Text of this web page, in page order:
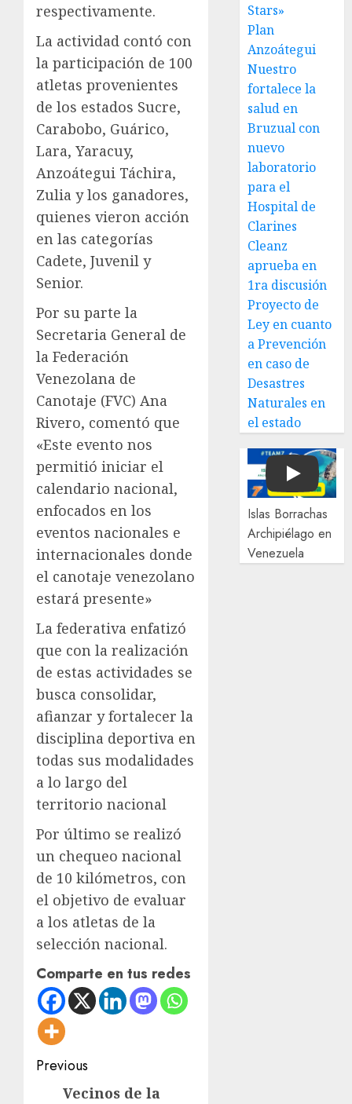
respectivamente.
La actividad contó con
la participación de 100
atletas provenientes
de los estados Sucre,
Carabobo, Guárico,
Lara, Yaracuy,
Anzoátegui Táchira,
Zulia y los ganadores,
quienes vieron acción
en las categorías
Cadete, Juvenil y
Senior.
Por su parte la
Secretaria General de
la Federación
Venezolana de
Canotaje (FVC) Ana
Rivero, comentó que
«Este evento nos
permitió iniciar el
calendario nacional,
enfocados en los
eventos nacionales e
internacionales donde
el canotaje venezolano
estará presente»
La federativa enfatizó
que con la realización
de estas actividades se
busca consolidar,
afianzar y fortalecer la
disciplina deportiva en
todas sus modalidades
a lo largo del
territorio nacional
Por último se realizó
un chequeo nacional
de 10 kilómetros, con
el objetivo de evaluar
a los atletas de la
selección nacional.
Comparte en tus redes
Post
navigation
Previous
Previous
Vecinos de la
Stars»
Plan
Anzoátegui
Nuestro
fortalece la
salud en
Bruzual con
nuevo
laboratorio
para el
Hospital de
Clarines
Cleanz
aprueba en
1ra discusión
Proyecto de
Ley en cuanto
a Prevención
en caso de
Desastres
Naturales en
el estado
Play
Islas Borrachas
Archipiélago en
Venezuela